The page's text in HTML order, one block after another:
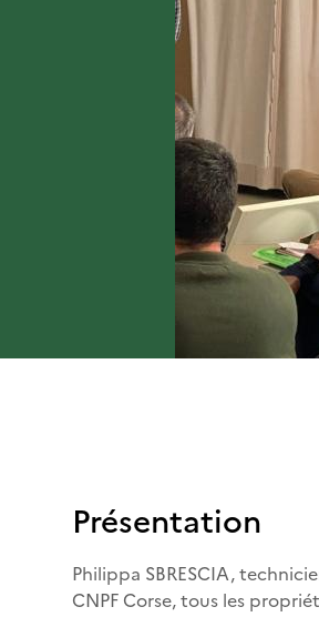
Présentation
Philippa SBRESCIA,
CNPF Corse, tous les